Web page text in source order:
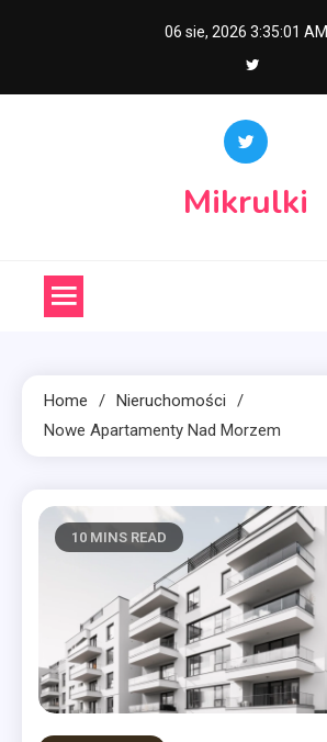
06 sie, 2026 3:35:01 AM
Mikrulki
Home
Nieruchomości
Nowe Apartamenty Nad Morzem
10 MINS READ